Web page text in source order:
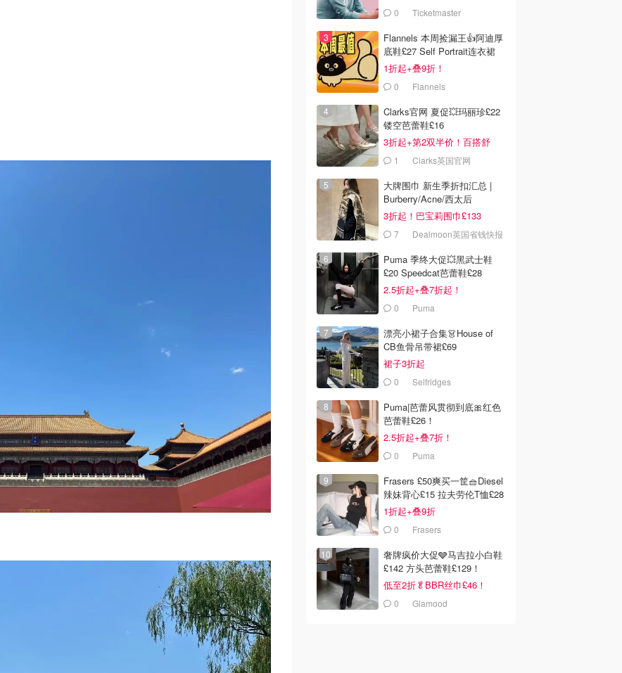
0 Ticketmaster
Flannels 本周捡漏王👍阿迪厚
底鞋£27 Self Portrait连衣裙
£63
1折起+叠9折！
0 Flannels
Clarks官网 夏促💥玛丽珍£22
镂空芭蕾鞋£16
3折起+第2双半价！百搭舒
服！1 Clarks英国官网
大牌围巾 新生季折扣汇总 |
Burberry/Acne/西太后
3折起！巴宝莉围巾£133
7 Dealmoon英国省钱快报
Puma 季终大促💥黑武士鞋
£20 Speedcat芭蕾鞋£28
2.5折起+叠7折起！
0 Puma
漂亮小裙子合集👗House of
CB鱼骨吊带裙£69
裙子3折起
0 Selfridges
Puma|芭蕾风贯彻到底🎀红色
芭蕾鞋£26！
2.5折起+叠7折！
0 Puma
Frasers £50爽买一筐🧺Diesel
辣妹背心£15 拉夫劳伦T恤£28
1折起+叠9折
0 Frasers
奢牌疯价大促🩶马吉拉小白鞋
£142 方头芭蕾鞋£129！
低至2折🥬BBR丝巾£46！
0 Glamood